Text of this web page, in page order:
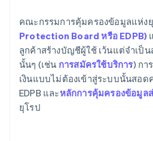
คณะกรรมการคุ้มครองข้อมูลแห่ง
Protection Board หรือ EDPB)
ลูกค้าสร้างบัญชีผู้ใช้ เว้นแต่จำเป็
นั้นๆ (เช่น การสมัครใช้บริการ) กา
เงินแบบไม่ต้องเข้าสู่ระบบนั้นสอ
EDPB และหลักการคุ้มครองข้อมูล
ยุโรป